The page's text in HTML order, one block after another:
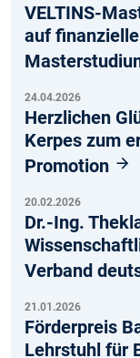
VELTINS-
auf
24.04.2026
Herzlichen
Kerpes zum
Promotion
20.02.2026
Dr.-Ing.
Verband
21.01.2026
Förderpreis
Lehrstuhl für